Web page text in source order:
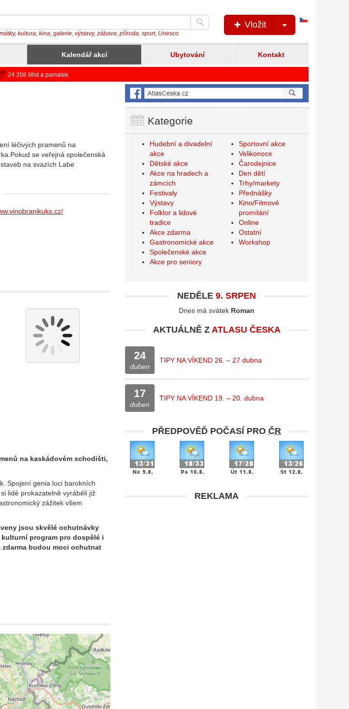
kultura, kina, galerie, výstavy, zábava, příroda, sport, Unesco
Vložit
Kalendář akcí Ubytování Kontakt
24 208 Míst a památek
léčivých pramenů na
se veřejná společenská
na svazích Labe
na kaskádovém schodišti,
Spojení genia loci barokních
lidé prokazatelně vyráběli již
zážitek všem
jsou skvělé ochutnávky
program pro dospělé i
budou moci ochutnat
Kategorie
Hudební a divadelní
akce
Dětské akce
Akce na hradech a
zámcích
Festivaly
Výstavy
Folklor a lidové
tradice
Akce zdarma
Gastronomické akce
Společenské akce
Akce pro seniory
Sportovní akce
Velikonoce
Čarodejnice
Den dětí
Trhy/markety
Přednášky
Kino/Filmové
promítání
Online
Ostatní
Workshop
NEDĚLE9. SRPEN
Dnes má svátek Roman
AKTUÁLNĚ Z ATLASU ČESKA
24
duben
TIPY NA VÍKEND 26. – 27 dubna
17
duben
TIPY NA VÍKEND 19. – 20. dubna
PŘEDPOVĚĎ POČASÍ PROČR
REKLAMA